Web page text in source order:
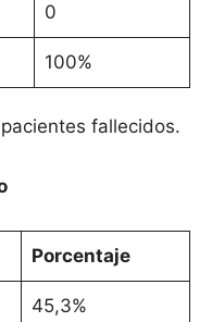
0
100%
fallecidos.
Porcentaje
45,3%